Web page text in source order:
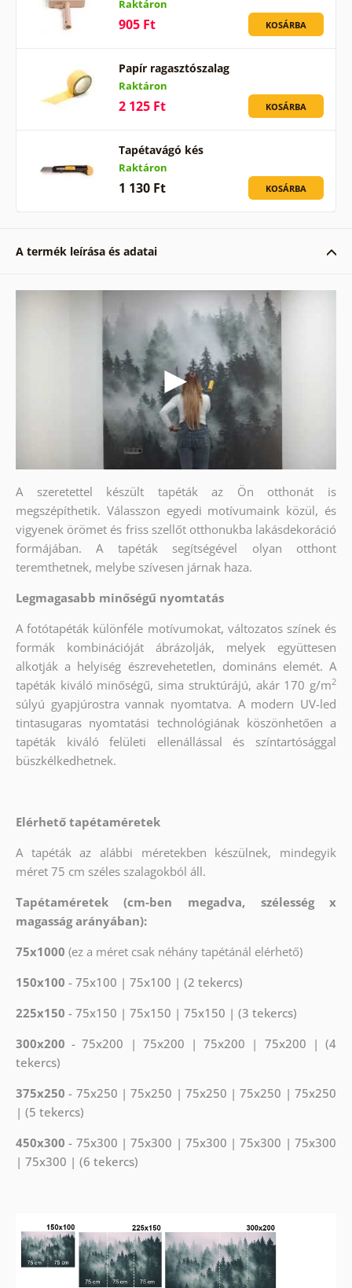
Raktáron
905 Ft KOSÁRBA
Papír ragasztószalag
Raktáron
2 125 Ft KOSÁRBA
Tapétavágó kés
Raktáron
1 130 Ft KOSÁRBA
A termék leírása és adatai
A szeretettel készült tapéták az Ön otthonát is
megszépíthetik. Válasszon egyedi motívumaink közül, és
vigyenek örömet és friss szellőt otthonukba lakásdekoráció
formájában. A tapéták segítségével olyan otthont
teremthetnek, melybe szívesen járnak haza.
Legmagasabb minőségű nyomtatás
A fotótapéták különféle motívumokat, változatos színek és
formák kombinációját ábrázolják, melyek együttesen
alkotják a helyiség észrevehetetlen, domináns elemét. A
tapéták kiváló minőségű, sima struktúrájú, akár 170 g/m2
súlyú gyapjúrostra vannak nyomtatva. A modern UV-led
tintasugaras nyomtatási technológiának köszönhetően a
tapéták kiváló felületi ellenállással és színtartósággal
büszkélkedhetnek.
Elérhető tapétaméretek
A tapéták az alábbi méretekben készülnek, mindegyik
méret 75 cm széles szalagokból áll.
Tapétaméretek (cm-ben megadva, szélesség x
magasság arányában):
75x1000 (ez a méret csak néhány tapétánál elérhető)
150x100 - 75x100 | 75x100 | (2 tekercs)
225x150 - 75x150 | 75x150 | 75x150 | (3 tekercs)
300x200 - 75x200 | 75x200 | 75x200 | 75x200 | (4
tekercs)
375x250 - 75x250 | 75x250 | 75x250 | 75x250 | 75x250
| (5 tekercs)
450x300 - 75x300 | 75x300 | 75x300 | 75x300 | 75x300
| 75x300 | (6 tekercs)